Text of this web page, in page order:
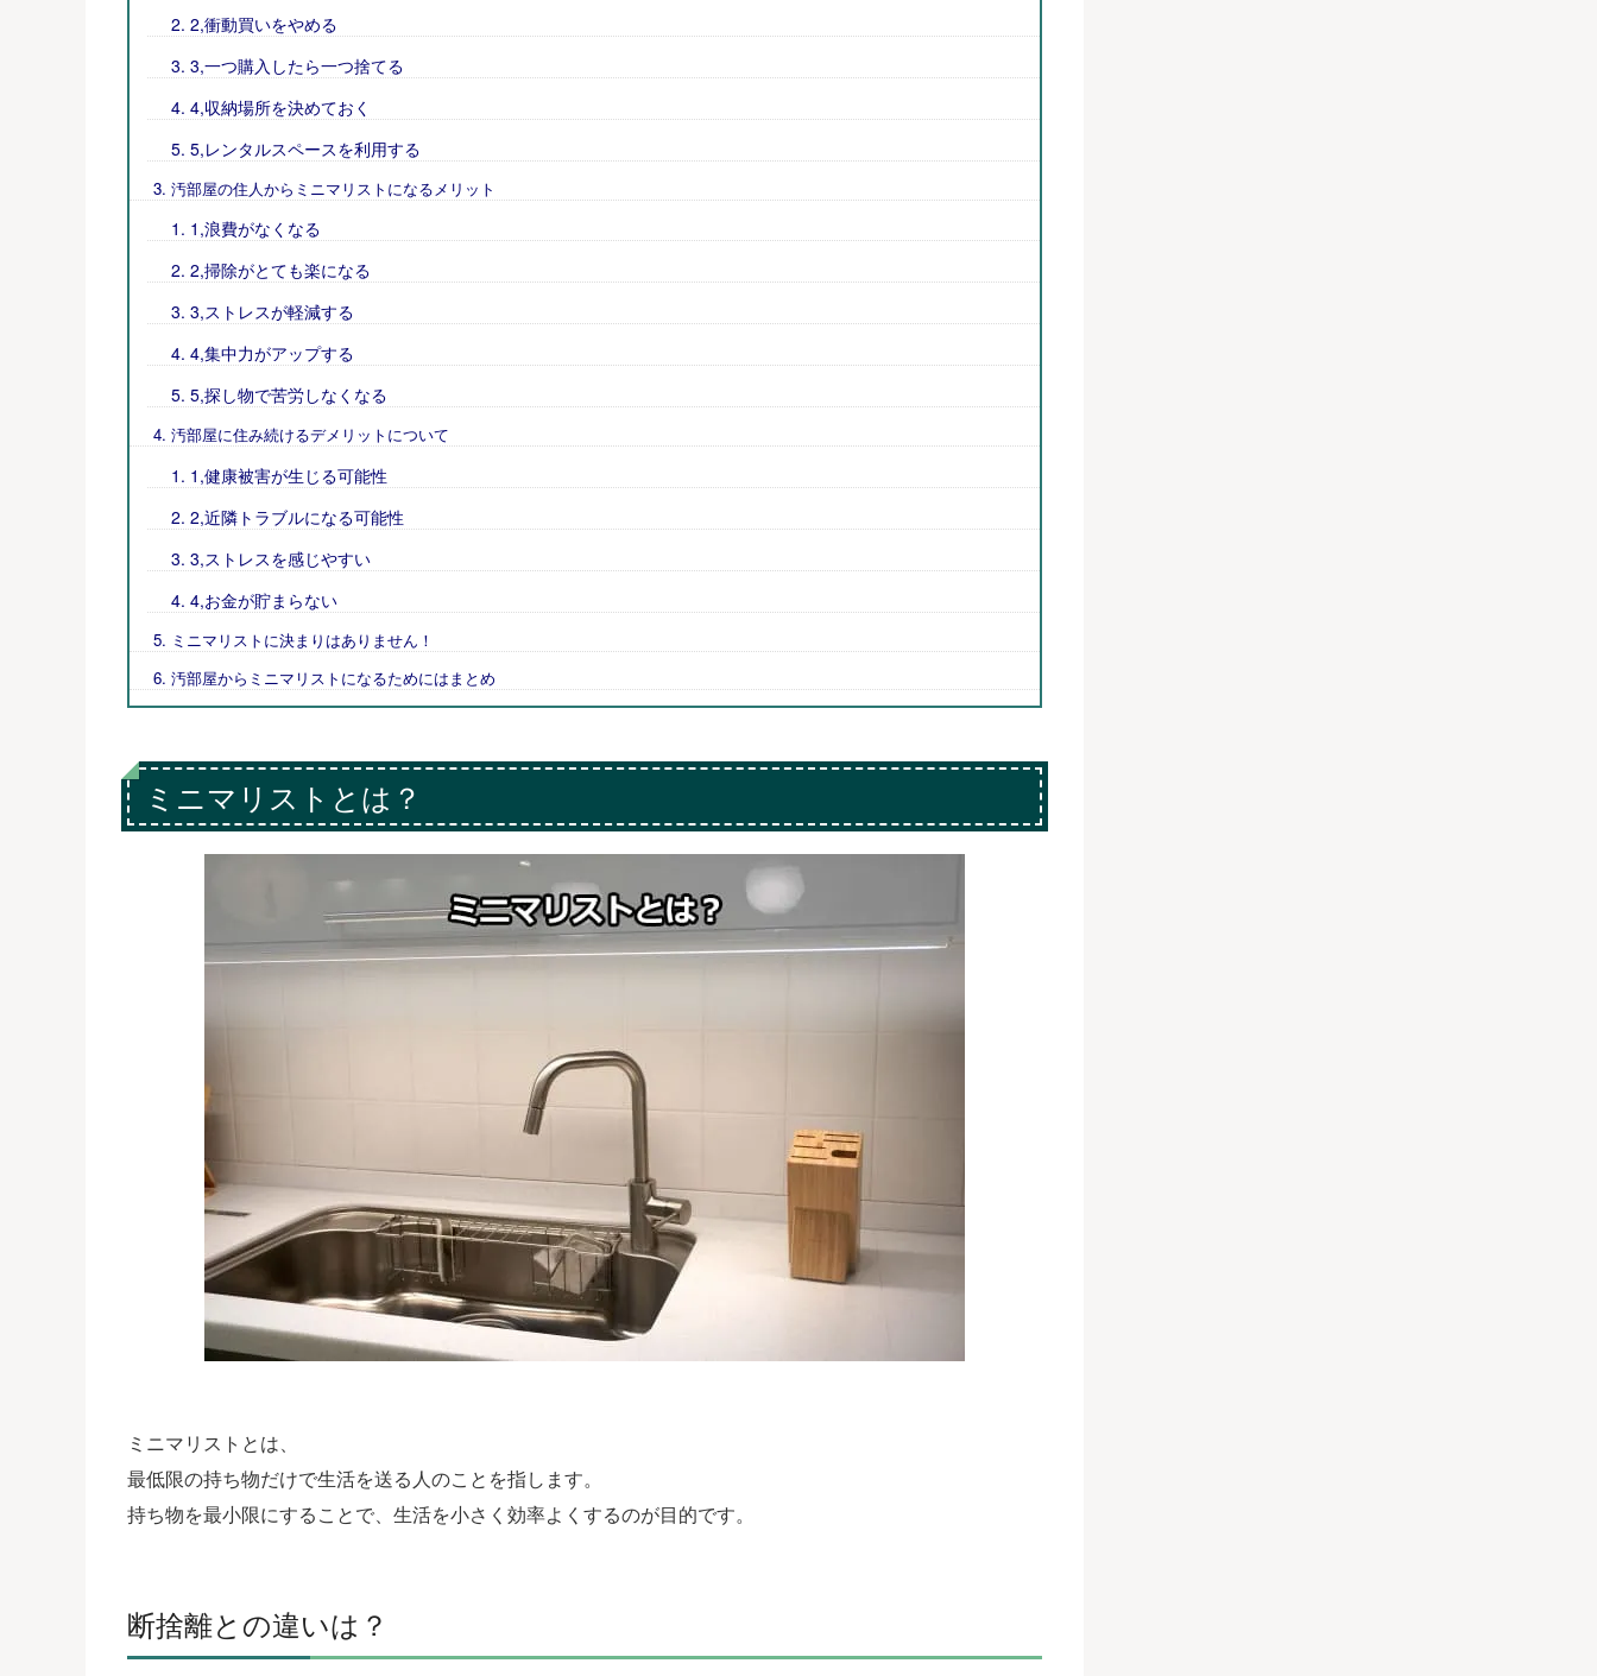
2,衝動買いをやめる
3,一つ購入したら一つ捨てる
4,収納場所を決めておく
5,レンタルスペースを利用する
汚部屋の住人からミニマリストになるメリット
1,浪費がなくなる
2,掃除がとても楽になる
3,ストレスが軽減する
4,集中力がアップする
5,探し物で苦労しなくなる
汚部屋に住み続けるデメリットについて
1,健康被害が生じる可能性
2,近隣トラブルになる可能性
3,ストレスを感じやすい
4,お金が貯まらない
ミニマリストに決まりはありません！
汚部屋からミニマリストになるためにはまとめ
ミニマリストとは？
ミニマリストとは、
最低限の持ち物だけで生活を送る人のことを指します。
持ち物を最小限にすることで、生活を小さく効率よくするのが目的です。
断捨離との違いは？